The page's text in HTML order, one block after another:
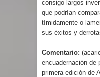
consigo largos
que podrían
tímidamente o
sus éxitos y
Comentario:
encuadernación de
primera edición de